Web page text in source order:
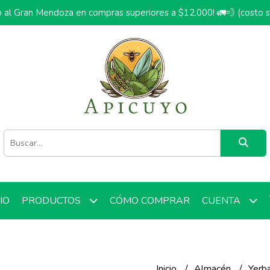
al Gran Mendoza en compras superiores a $12.000! 🚛💨 (costo
PRODUCTOS CÓMO COMPRAR CUENTA